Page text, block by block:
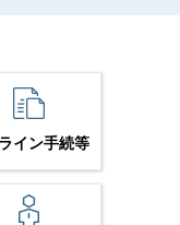
イン手続等